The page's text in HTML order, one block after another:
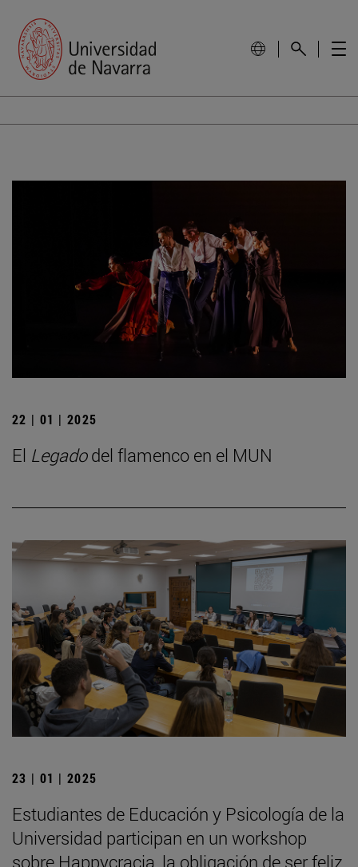
22 | 01 | 2025
El Legadodel flamenco en el MUN
23 | 01 | 2025
Estudiantes de Educación y Psicología de la
Universidad participan en un workshop
sobre Happycracia, la obligación de ser feliz